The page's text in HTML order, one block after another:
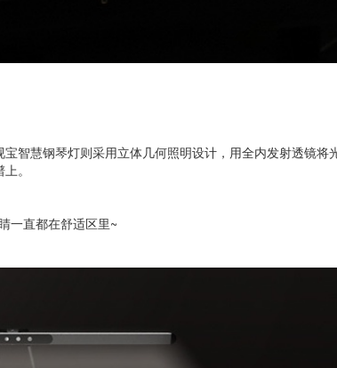
智慧钢琴灯则采用立体几何照明设计，用全内发射透镜将
。
一直都在舒适区里~